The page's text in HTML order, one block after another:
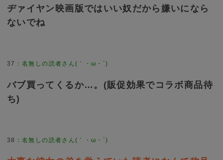
ヂァイヤン映画版ではいい奴だから嫌いになら
ないでね
37 ：名無しの読者さん(｀・ω・´)
バブ買ってくるか…。(販促効果でコラボ商品待
ち)
38 ：名無しの読者さん(｀・ω・´)